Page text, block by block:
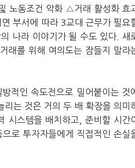
노동조건 악화 △거래 활성화 효
부서에 따라 3교대 근무가 필요
나라 이야기가 될 수도 있다. 새
래를 위해 여의도는 잠들지 말라
적인 속도전으로 밀어붙이는 것
는 것은 거의 두 배 확장을 의미
시스템을 배치하고, 준비할 시간
로 투자자들에게 직접적인 손실